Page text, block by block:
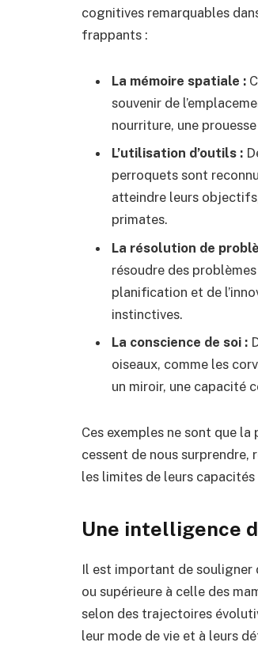
cognitives remarquables
frappants :
La mémoire spatiale :
souvenir de
nourriture, une
L’utilisation d’outils :
perroquets sont
atteindre leurs
primates.
La résolution de
résoudre des
planification et de
instinctives.
La conscience de soi :
oiseaux, comme les
un miroir, une capacité
Ces exemples ne sont que la
cessent de nous
les limites de leurs
Une intelligence
Il est important de souligner
ou supérieure à celle des
selon des trajectoires
leur mode de vie et à leurs